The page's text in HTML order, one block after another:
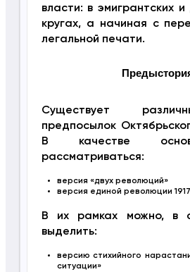
власти: в эмигрантских и
кругах, а начиная с
легальной печати.
Существует
предпосылок
В качестве
рассматриваться:
версия «двух революций»
версия единой революции 1917
В их рамках можно, в
выделить:
версию стихийного
ситуации»